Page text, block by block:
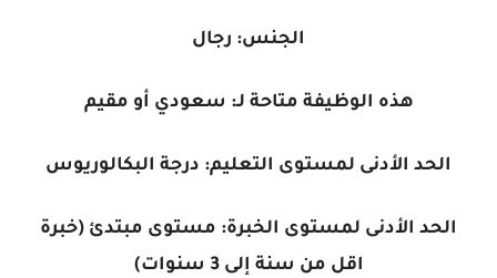
الجنس: رجال
هذه الوظيفة متاحة لـ: سعودي أو مقيم
الحد الأدنى لمستوى التعليم: درجة البكالوريوس
الحد الأدنى لمستوى الخبرة: مستوى مبتدئ (خبرة
اقل من سنة إلى 3 سنوات)